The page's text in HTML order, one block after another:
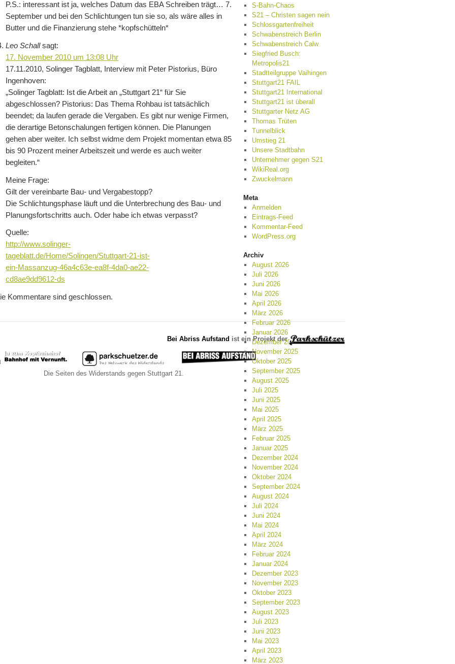
P.S.: interessant ist ja, welches Datum das EBA Schreiben trägt… 7.
September und bei den Schlichtungen tun sie so, als wäre alles in
Butter und die Finanzierung stehe *kopfschütteln*
Leo Schall sagt:
17. November 2010 um 13:08 Uhr
17.11.2010, Solinger Tagblatt, Interview mit Peter Pistorius, Büro
Ingenhoven:
„Solinger Tagblatt: Ist die Arbeit an „Stuttgart 21“ für Sie
abgeschlossen? Pistorius: Das Thema Rohbau ist tatsächlich
beendet; da laufen gerade die Vergaben. Es gibt nur wenige Firmen,
die derartige Betonschalungen fertigen können. Die Planungen
gehen aber weiter. Ich selbst widme dem Projekt momentan etwa 85
bis 90 Prozent meiner Arbeitszeit und werde es auch weiter
begleiten.“
Meine Frage:
Gilt der vereinbarte Bau- und Vergabestopp?
Die Schlichtungsphase läuft und die Unterbrechung des Bau- und
Planungsfortschritts auch. Oder habe ich etwas verpasst?
Quelle:
http://www.solinger-
tageblatt.de/Home/Solingen/Stuttgart-21-ist-
ein-Massanzug-46a4c63e-ea8f-4da0-ae22-
cd8ae9dd9612-ds
Kommentare sind geschlossen.
S-Bahn-Chaos
S21 – Christen sagen nein
Schlossgartenfreiheit
Schwabenstreich Berlin
Schwabenstreich Calw
Siegfried Busch:
Metropolis21
Stadtteilgruppe Vaihingen
Stuttgart21 FAIL
Stuttgart21 International
Stuttgart21 ist überall
Stuttgarter Netz AG
Thomas Trüten
Tunnelblick
Umstieg 21
Unsere Stadtbahn
Unternehmer gegen S21
WikiReal.org
Zwuckelmann
Meta
Anmelden
Eintrags-Feed
Kommentar-Feed
WordPress.org
Archiv
August 2026
Juli 2026
Juni 2026
Mai 2026
April 2026
März 2026
Februar 2026
Januar 2026
Dezember 2025
November 2025
Oktober 2025
September 2025
August 2025
Juli 2025
Juni 2025
Mai 2025
April 2025
März 2025
Februar 2025
Januar 2025
Dezember 2024
November 2024
Oktober 2024
September 2024
August 2024
Juli 2024
Juni 2024
Mai 2024
April 2024
März 2024
Februar 2024
Januar 2024
Dezember 2023
November 2023
Oktober 2023
September 2023
August 2023
Juli 2023
Juni 2023
Mai 2023
April 2023
März 2023
Bei Abriss Aufstand ist ein Projekt der
Die Seiten des Widerstands gegen Stuttgart 21.